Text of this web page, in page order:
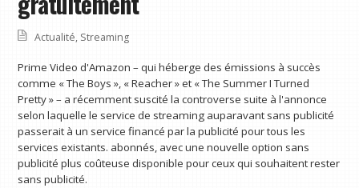
Actualité, Streaming
Prime Video d'Amazon – qui héberge des émissions à succès
comme « The Boys », « Reacher » et « The Summer I Turned
Pretty » – a récemment suscité la controverse suite à l'annonce
selon laquelle le service de streaming auparavant sans publicité
passerait à un service financé par la publicité pour tous les
services existants. abonnés, avec une nouvelle option sans
publicité plus coûteuse disponible pour ceux qui souhaitent rester
sans publicité.